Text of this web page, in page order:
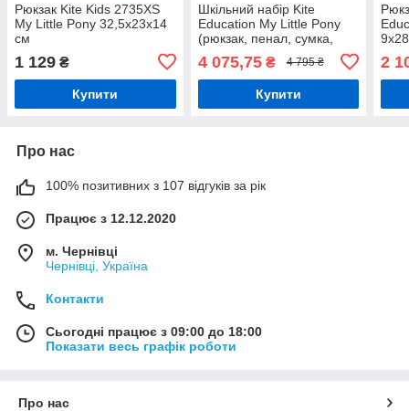
Рюкзак Kite Kids 2735XS
My Little Pony 32,5х23х14
см
1 129 ₴
Купити
Шкільний набір Kite
Education My Little Pony
(рюкзак, пенал, сумка,
130 см
4 075,75₴ 4 795 ₴
Купити
2
Про нас
100% позитивних з 107 відгуків за рік
Працює з 12.12.2020
м. Чернівці
Чернівці, Україна
Контакти
Сьогодні працює з 09:00 до 18:00
Показати весь графік роботи
Про нас